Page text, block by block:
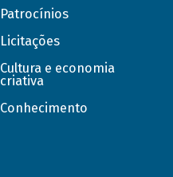
Patrocínios
Licitações
Cultura e economia
criativa
Conhecimento